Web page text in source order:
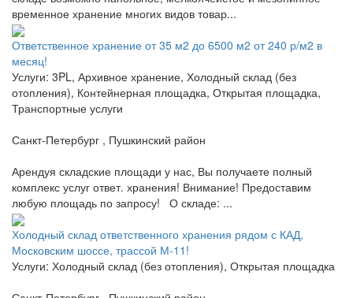
временное хранение многих видов товар...
Ответственное хранение от 35 м2 до 6500 м2 от 240 р/м2 в
месяц!
Услуги: 3PL, Архивное хранение, Холодный склад (без
отопления), Контейнерная площадка, Открытая площадка,
Транспортные услуги
Санкт-Петербург , Пушкинский район
Арендуя складские площади у нас, Вы получаете полный
комплекс услуг ответ. хранения! Внимание! Предоставим
любую площадь по запросу! О складе: ...
Холодный склад ответственного хранения рядом с КАД,
Московским шоссе, трассой М-11!
Услуги: Холодный склад (без отопления), Открытая площадка